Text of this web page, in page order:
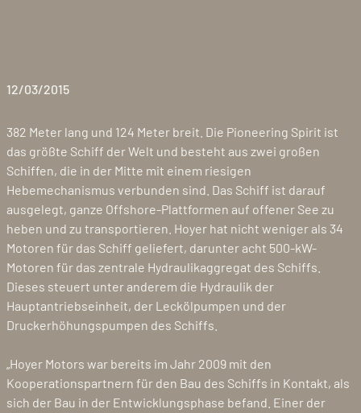
12/03/2015
382 Meter lang und 124 Meter breit. Die Pioneering Spirit ist
das größte Schiff der Welt und besteht aus zwei großen
Schiffen, die in der Mitte mit einem riesigen
Hebemechanismus verbunden sind. Das Schiff ist darauf
ausgelegt, ganze Offshore-Plattformen auf offener See zu
heben und zu transportieren. Hoyer hat nicht weniger als 34
Motoren für das Schiff geliefert, darunter acht 500-kW-
Motoren für das zentrale Hydraulikaggregat des Schiffs.
Dieses steuert unter anderem die Hydraulik der
Hauptantriebseinheit, der Leckölpumpen und der
Druckerhöhungspumpen des Schiffs.
„Hoyer Motors war bereits im Jahr 2009 mit den
Kooperationspartnern für den Bau des Schiffs in Kontakt, als
sich der Bau in der Entwicklungsphase befand. Einer der